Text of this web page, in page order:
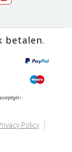
betalen.
Policy